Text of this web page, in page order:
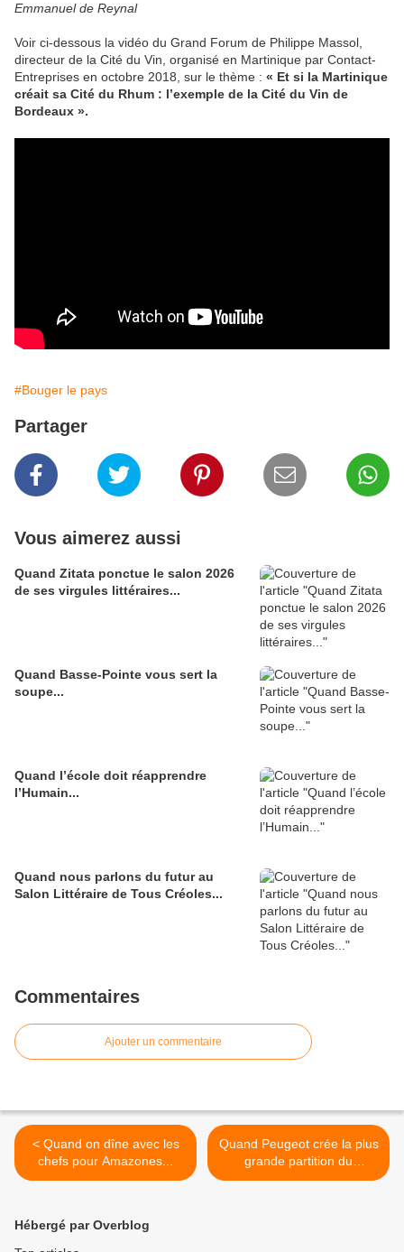
Emmanuel de Reynal
Voir ci-dessous la vidéo du Grand Forum de Philippe Massol,
directeur de la Cité du Vin, organisé en Martinique par Contact-
Entreprises en octobre 2018, sur le thème : « Et si la Martinique
créait sa Cité du Rhum : l’exemple de la Cité du Vin de
Bordeaux ».
#Bouger le pays
Partager
Vous aimerez aussi
Quand Zitata ponctue le salon 2026
de ses virgules littéraires...
Quand Basse-Pointe vous sert la
soupe...
Quand l’école doit réapprendre
l’Humain...
Quand nous parlons du futur au
Salon Littéraire de Tous Créoles...
Commentaires
Ajouter un commentaire
< Quand on dîne avec les
chefs pour Amazones...
Quand Peugeot crée la plus
grande partition du
monde... >
Hébergé par Overblog